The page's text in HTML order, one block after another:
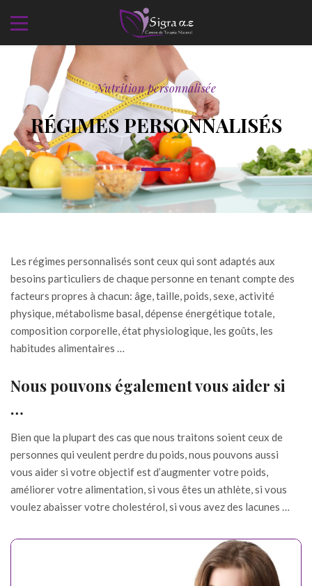
Nutrition personnalisée
RÉGIMES PERSONNALISÉS
Les régimes personnalisés sont ceux qui sont adaptés aux
besoins particuliers de chaque personne en tenant compte des
facteurs propres à chacun: âge, taille, poids, sexe, activité
physique, métabolisme basal, dépense énergétique totale,
composition corporelle, état physiologique, les goûts, les
habitudes alimentaires …
Nous pouvons également vous aider si
…
Bien que la plupart des cas que nous traitons soient ceux de
personnes qui veulent perdre du poids, nous pouvons aussi
vous aider si votre objectif est d’augmenter votre poids,
améliorer votre alimentation, si vous êtes un athlète, si vous
voulez abaisser votre cholestérol, si vous avez des lacunes …